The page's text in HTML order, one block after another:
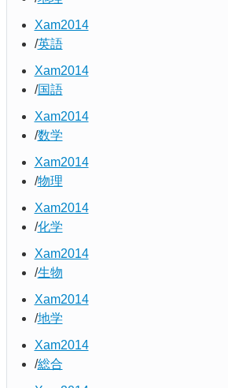
Xam2014
英語
Xam2014
国語
Xam2014
数学
Xam2014
物理
Xam2014
化学
Xam2014
生物
Xam2014
地学
Xam2014
総合